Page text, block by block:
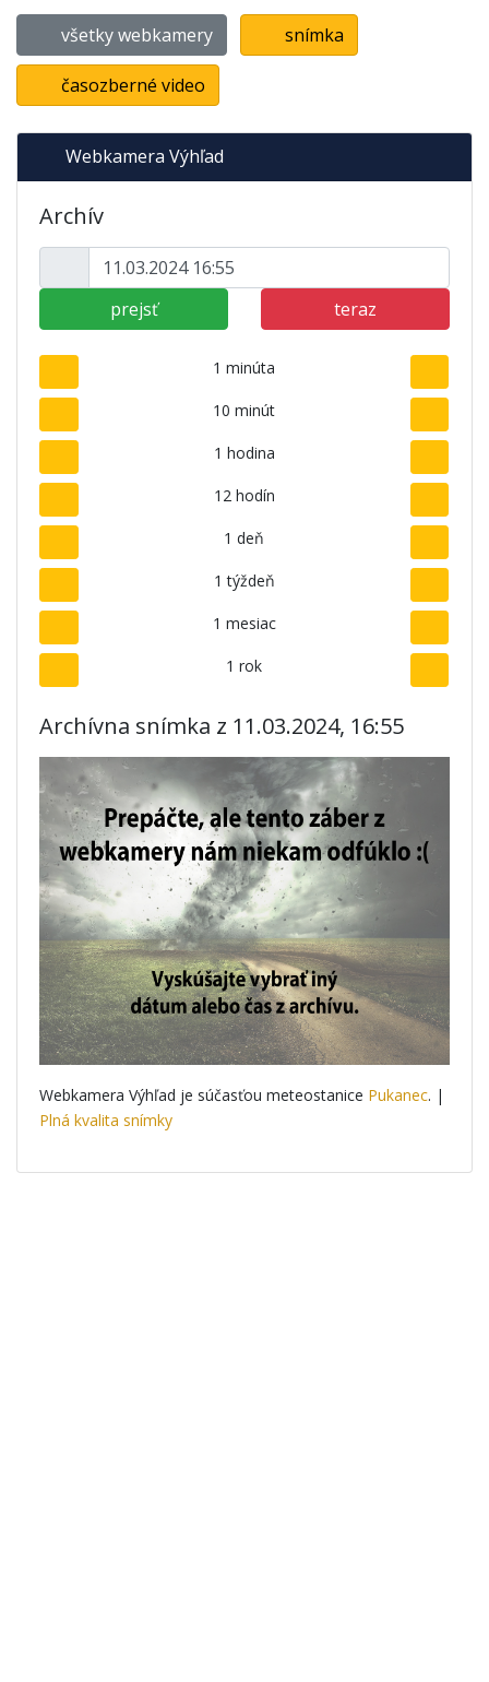
všetky webkamery snímka
časozberné video
Webkamera Výhľad
Archív
prejsť teraz
1 minúta
10 minút
1 hodina
12 hodín
1 deň
1 týždeň
1 mesiac
1 rok
Archívna snímka z 11.03.2024, 16:55
Webkamera Výhľad je súčasťou meteostanice Pukanec. |
Plná kvalita snímky